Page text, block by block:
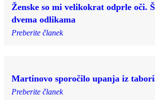
Ženske so mi velikokrat odprle oči.
dvema odlikama
Preberite članek
Martinovo sporočilo upanja iz
Preberite članek